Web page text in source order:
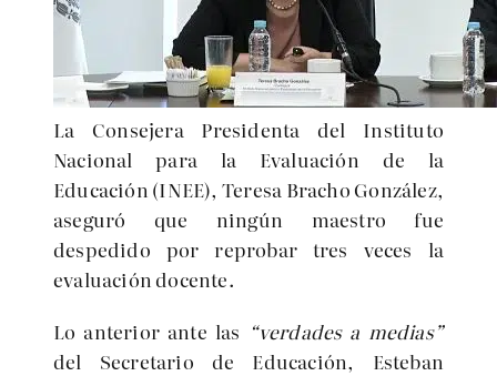
La Consejera Presidenta del Instituto
Nacional para la Evaluación de la
Educación (INEE), Teresa Bracho González,
aseguró que ningún maestro fue
despedido por reprobar tres veces la
evaluación docente.
Lo anterior ante las “verdades a medias”
del Secretario de Educación, Esteban